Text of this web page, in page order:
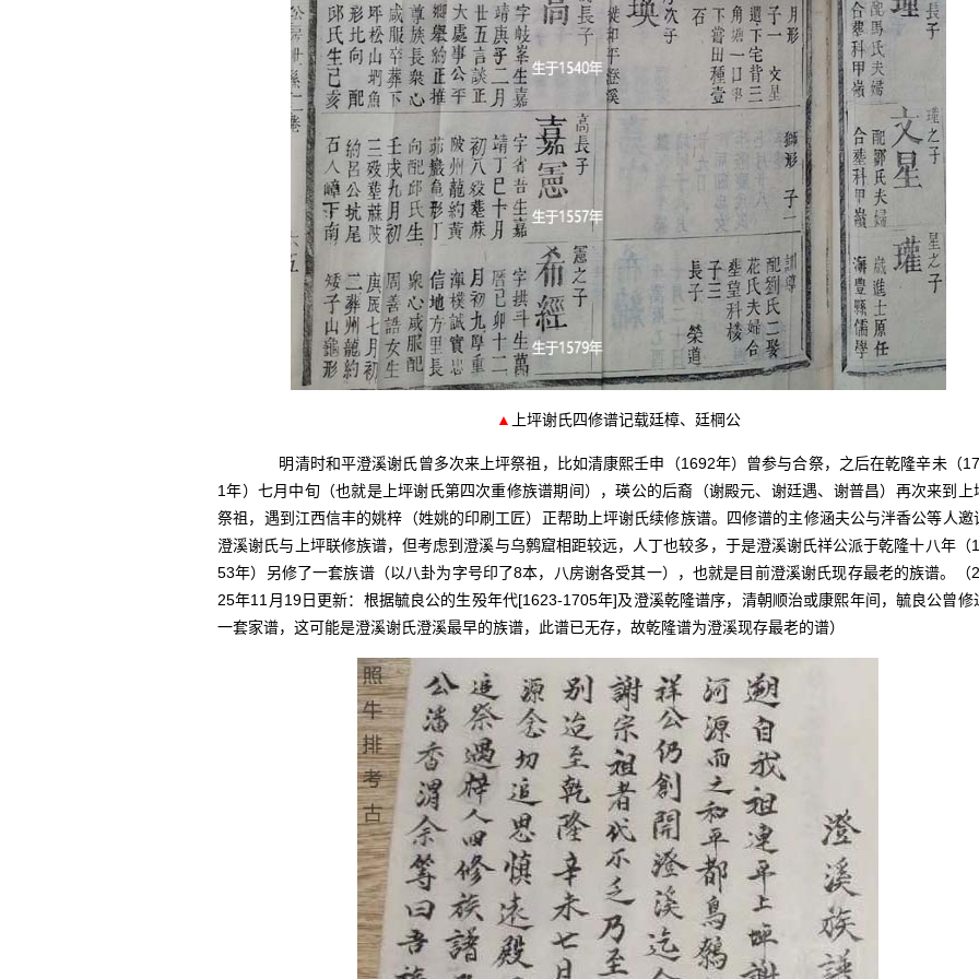
▲ 上坪谢氏四修谱记载廷樟、廷棡公
明清时和平澄溪谢氏曾多次来上坪祭祖，比如清康熙壬申（1692年）曾参与合祭，之后在乾隆辛未（
1年）七月中旬（也就是上坪谢氏第四次重修族谱期间），瑛公的后裔（谢殿元、谢廷遇、谢普昌）再次来到上
祭祖，遇到江西信丰的姚梓（姓姚的印刷工匠）正帮助上坪谢氏续修族谱。四修谱的主修涵夫公与泮香公等人邀
澄溪谢氏与上坪联修族谱，但考虑到澄溪与乌鹩窟相距较远，人丁也较多，于是澄溪谢氏祥公派于乾隆十八年（
53年）另修了一套族谱（以八卦为字号印了8本，八房谢各受其一），也就是目前澄溪谢氏现存最老的族谱。（
25年11月19日更新：根据毓良公的生殁年代[1623-1705年]及澄溪乾隆谱序，清朝顺治或康熙年间，毓良公曾修
一套家谱，这可能是澄溪谢氏澄溪最早的族谱，此谱已无存，故乾隆谱为澄溪现存最老的谱）